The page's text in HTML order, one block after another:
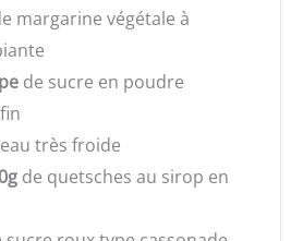
margarine végétale à
de sucre en poudre
très froide
de quetsches au sirop en